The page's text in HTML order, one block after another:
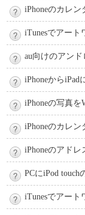
iPhoneのカレ
iTunesでアー
au向けのアン
iPhoneから
iPhoneの写真を
iPhoneのカレ
iPhoneのアド
PCにiPod
iTunesでアー